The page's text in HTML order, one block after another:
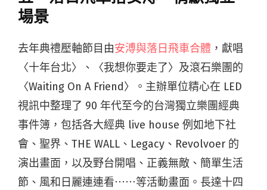
場景
去年典禮壓軸節目由安溥與落日飛車合體 ，獻唱
〈十年台北〉、〈我想你要走了〉及滾石樂團的
〈Waiting On A Friend〉。主辦單位精心在 LED
視訊中整理了 90 年代至今的台灣獨立樂團經典
事件簿，包括各大經典 live house 例如地下社
會、聖界、THE WALL、Legacy、Revolvoer 的
演出畫面，以及野台開唱、正義無敵、簡單生活
節、風和日麗連連看⋯⋯等活動畫面。長達十四